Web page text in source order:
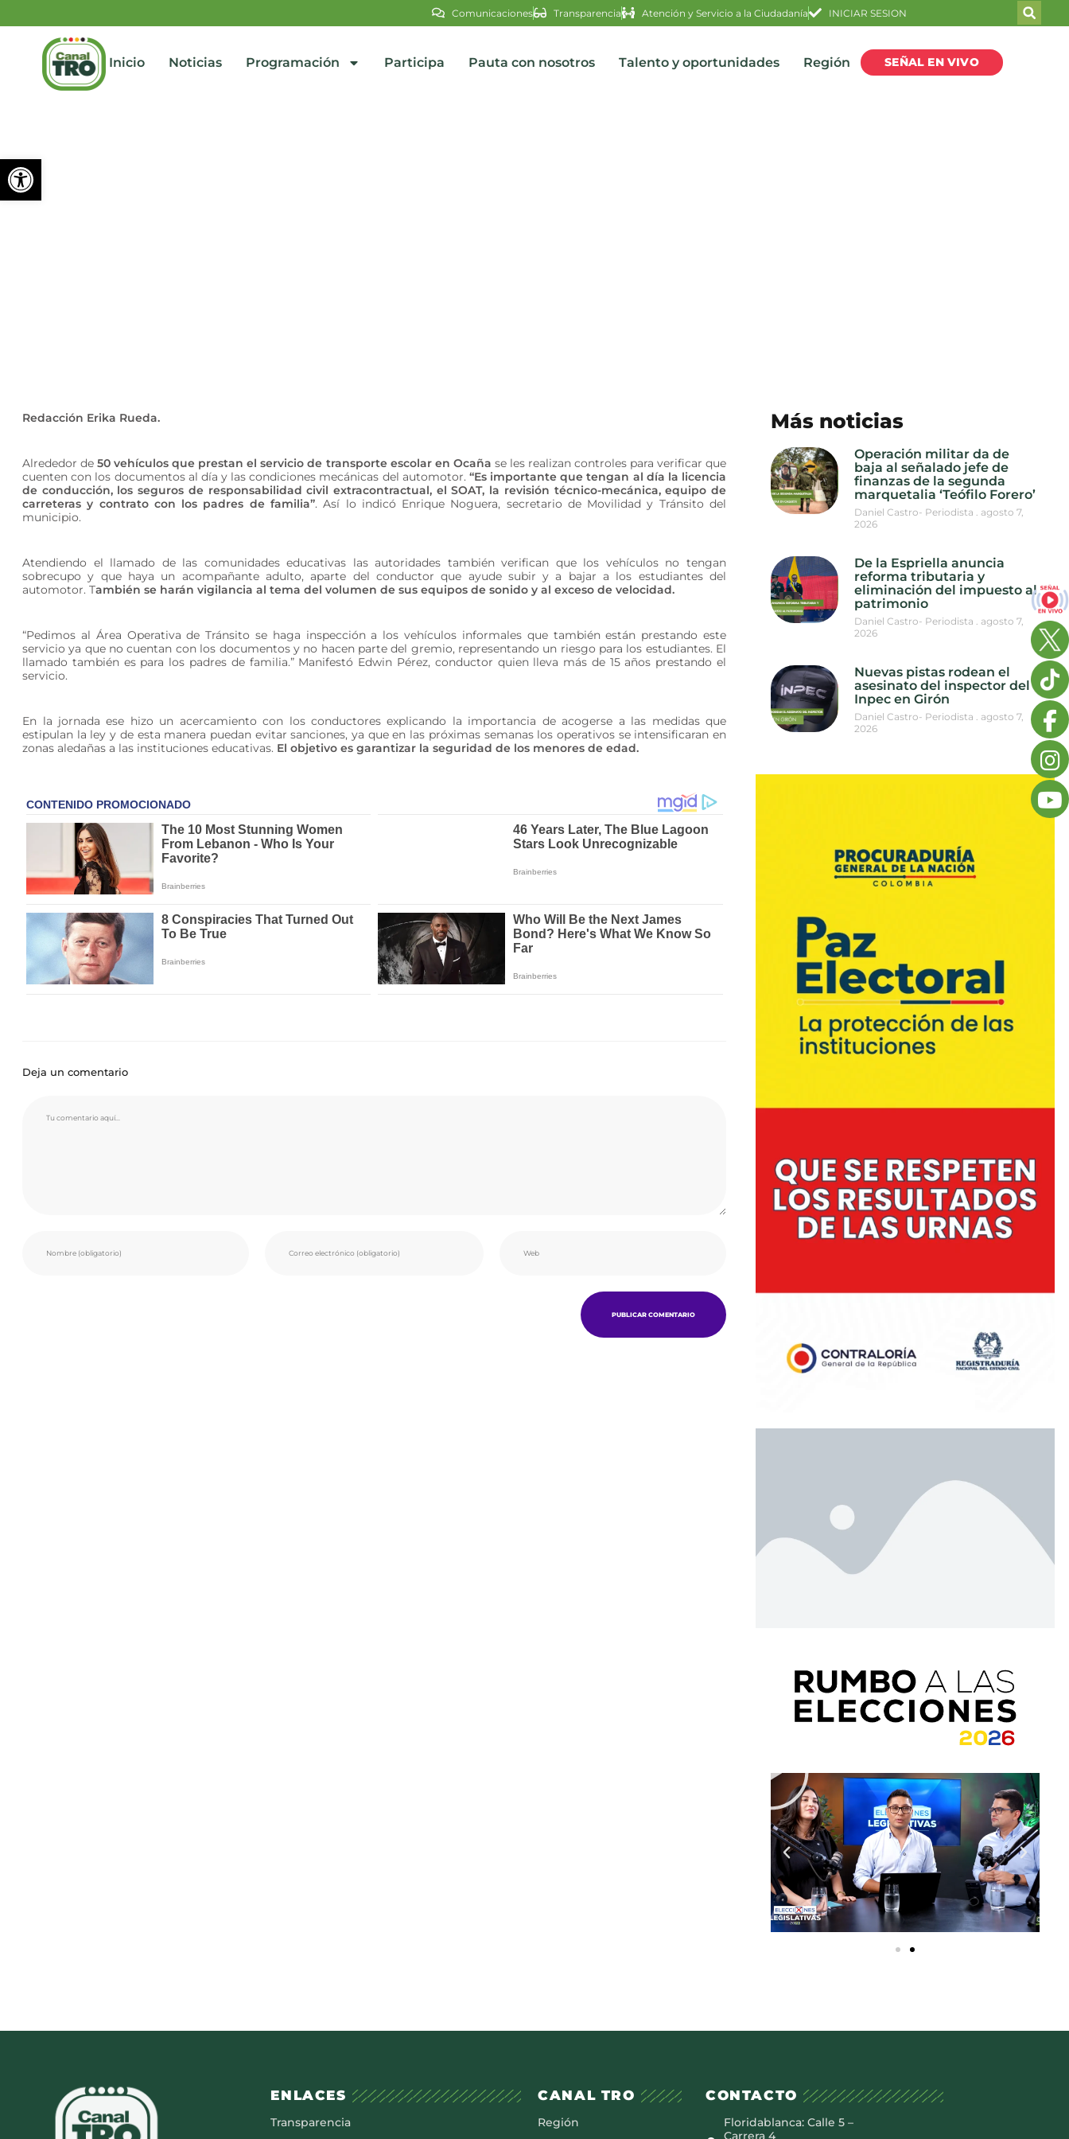
Abrir barra de herramientas
Comunicaciones Transparencia Atención y Servicio a la Ciudadanía INICIAR SESION
Inicio Noticias Programación Participa Pauta con nosotros Talento y oportunidades Región SEÑAL EN VIVO
Redacción Erika Rueda.
Alrededor de 50 vehículos que prestan el servicio de transporte escolar en Ocaña se les realizan controles para verificar que
cuenten con los documentos al día y las condiciones mecánicas del automotor. “Es importante que tengan al día la licencia
de conducción, los seguros de responsabilidad civil extracontractual, el SOAT, la revisión técnico-mecánica, equipo de
carreteras y contrato con los padres de familia”. Así lo indicó Enrique Noguera, secretario de Movilidad y Tránsito del
municipio.
Atendiendo el llamado de las comunidades educativas las autoridades también verifican que los vehículos no tengan
sobrecupo y que haya un acompañante adulto, aparte del conductor que ayude subir y a bajar a los estudiantes del
automotor. También se harán vigilancia al tema del volumen de sus equipos de sonido y al exceso de velocidad.
“Pedimos al Área Operativa de Tránsito se haga inspección a los vehículos informales que también están prestando este
servicio ya que no cuentan con los documentos y no hacen parte del gremio, representando un riesgo para los estudiantes. El
llamado también es para los padres de familia.” Manifestó Edwin Pérez, conductor quien lleva más de 15 años prestando el
servicio.
En la jornada ese hizo un acercamiento con los conductores explicando la importancia de acogerse a las medidas que
estipulan la ley y de esta manera puedan evitar sanciones, ya que en las próximas semanas los operativos se intensificaran en
zonas aledañas a las instituciones educativas. El objetivo es garantizar la seguridad de los menores de edad.
Deja un comentario
Más noticias
Operación militar da de
baja al señalado jefe de
finanzas de la segunda
marquetalia ‘Teófilo Forero’
Daniel Castro- Periodista
agosto 7,
2026
De la Espriella anuncia
reforma tributaria y
eliminación del impuesto al
patrimonio
Daniel Castro- Periodista
agosto 7,
2026
Nuevas pistas rodean el
asesinato del inspector del
Inpec en Girón
Daniel Castro- Periodista
agosto 7,
2026
ENLACES
Transparencia
CANAL TRO
Región
CONTACTO
Floridablanca: Calle 5 –
Carrera 4